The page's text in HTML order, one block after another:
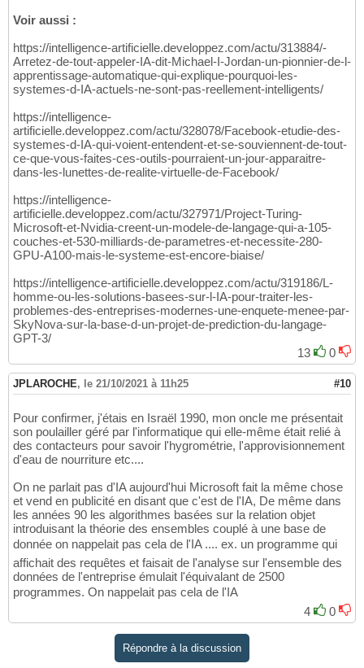
Voir aussi :
https://intelligence-artificielle.developpez.com/actu/313884/-
Arretez-de-tout-appeler-IA-dit-Michael-I-Jordan-un-pionnier-de-l-
apprentissage-automatique-qui-explique-pourquoi-les-
systemes-d-IA-actuels-ne-sont-pas-reellement-intelligents/
https://intelligence-
artificielle.developpez.com/actu/328078/Facebook-etudie-des-
systemes-d-IA-qui-voient-entendent-et-se-souviennent-de-tout-
ce-que-vous-faites-ces-outils-pourraient-un-jour-apparaitre-
dans-les-lunettes-de-realite-virtuelle-de-Facebook/
https://intelligence-
artificielle.developpez.com/actu/327971/Project-Turing-
Microsoft-et-Nvidia-creent-un-modele-de-langage-qui-a-105-
couches-et-530-milliards-de-parametres-et-necessite-280-
GPU-A100-mais-le-systeme-est-encore-biaise/
https://intelligence-artificielle.developpez.com/actu/319186/L-
homme-ou-les-solutions-basees-sur-l-IA-pour-traiter-les-
problemes-des-entreprises-modernes-une-enquete-menee-par-
SkyNova-sur-la-base-d-un-projet-de-prediction-du-langage-
GPT-3/
13
0
JPLAROCHE, le 21/10/2021 à 11h25 #10
Pour confirmer, j'étais en Israël 1990, mon oncle me présentait
son poulailler géré par l'informatique qui elle-même était relié à
des contacteurs pour savoir l'hygrométrie, l'approvisionnement
d'eau de nourriture etc....
On ne parlait pas d'IA aujourd'hui Microsoft fait la même chose
et vend en publicité en disant que c'est de l'IA, De même dans
les années 90 les algorithmes basées sur la relation objet
introduisant la théorie des ensembles couplé à une base de
donnée on nappelait pas cela de l'IA .... ex. un programme qui
affichait des requêtes et faisait de l'analyse sur l'ensemble des
données de l'entreprise émulait l'équivalant de 2500
programmes. On nappelait pas cela de l'IA
4
0
Répondre à la discussion